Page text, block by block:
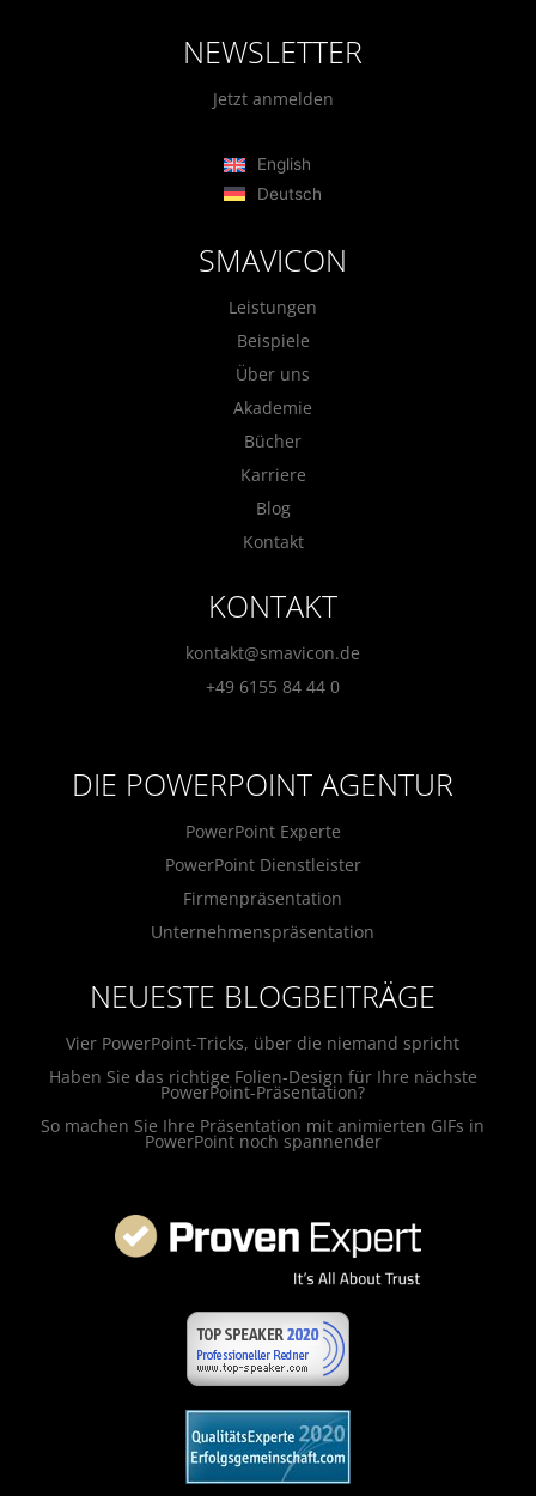
NEWSLETTER
Jetzt anmelden
English
Deutsch
SMAVICON
Leistungen
Beispiele
Über uns
Akademie
Bücher
Karriere
Blog
Kontakt
KONTAKT
kontakt@smavicon.de
+49 6155 84 44 0
DIE POWERPOINT AGENTUR
PowerPoint Experte
PowerPoint Dienstleister
Firmenpräsentation
Unternehmenspräsentation
NEUESTE BLOGBEITRÄGE
Vier PowerPoint-Tricks, über die niemand spricht
Haben Sie das richtige Folien-Design für Ihre nächste
PowerPoint-Präsentation?
So machen Sie Ihre Präsentation mit animierten GIFs in
PowerPoint noch spannender